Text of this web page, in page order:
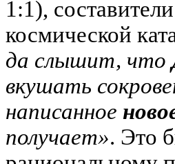
1:1),
космической
да слышит, что
вкушать
написанное
получает». Это